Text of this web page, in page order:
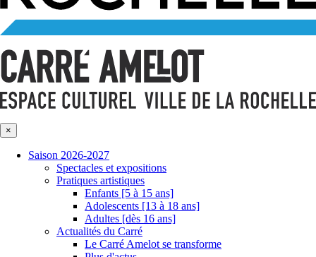
×
Saison 2026-2027
Spectacles et expositions
Pratiques artistiques
Enfants [5 à 15 ans]
Adolescents [13 à 18 ans]
Adultes [dès 16 ans]
Actualités du Carré
Le Carré Amelot se transforme